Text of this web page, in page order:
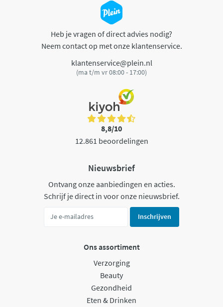
Heb je vragen of direct advies nodig?
Neem contact op met onze klantenservice.
klantenservice@plein.nl
(ma t/m vr 08:00 - 17:00)
8,8/10
12.861 beoordelingen
Nieuwsbrief
Ontvang onze aanbiedingen en acties.
Schrijf je direct in voor onze nieuwsbrief.
Inschrijven
Ons assortiment
Verzorging
Beauty
Gezondheid
Eten & Drinken